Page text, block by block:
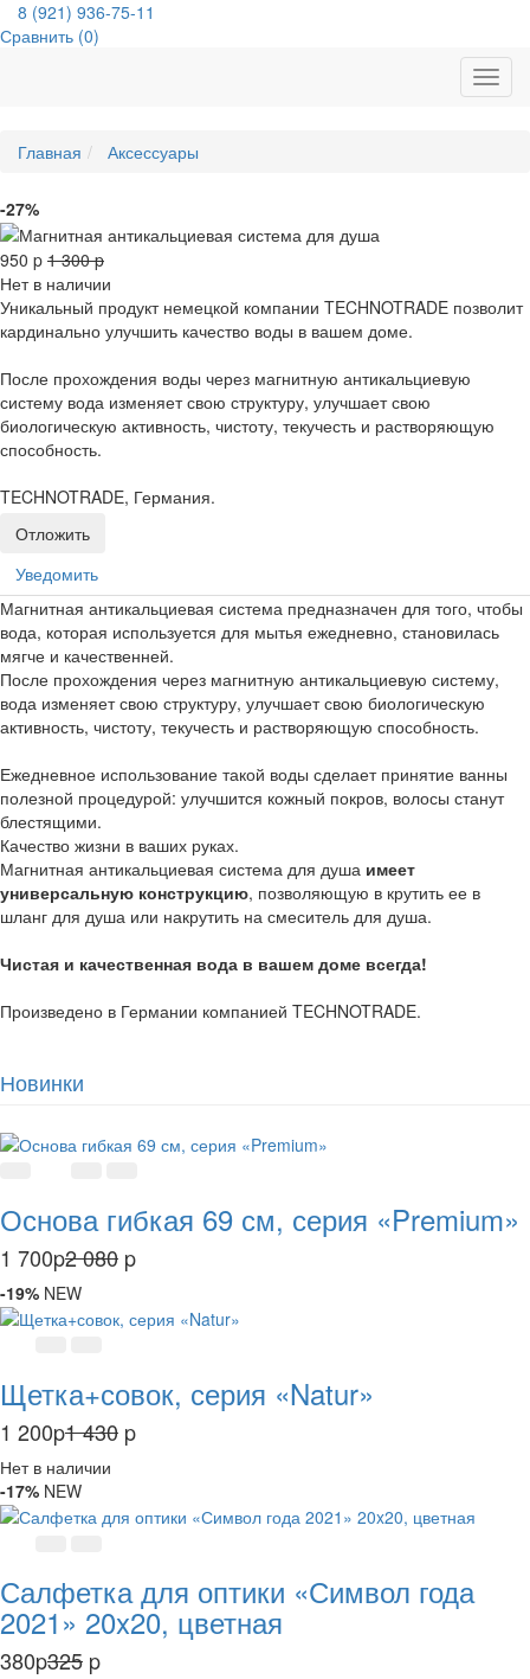
8 (921) 936-75-11
Сравнить (0)
Главная Аксессуары
-27%
950 p 1 300 p
Нет в наличии
Уникальный продукт немецкой компании TECHNOTRADE позволит
кардинально улучшить качество воды в вашем доме.
После прохождения воды через магнитную антикальциевую
систему вода изменяет свою структуру, улучшает свою
биологическую активность, чистоту, текучесть и растворяющую
способность.
TECHNOTRADE, Германия.
Отложить
Уведомить
Магнитная антикальциевая система предназначен для того, чтобы
вода, которая используется для мытья ежедневно, становилась
мягче и качественней.
После прохождения через магнитную антикальциевую систему,
вода изменяет свою структуру, улучшает свою биологическую
активность, чистоту, текучесть и растворяющую способность.
Ежедневное использование такой воды сделает принятие ванны
полезной процедурой: улучшится кожный покров, волосы станут
блестящими.
Качество жизни в ваших руках.
Магнитная антикальциевая система для душа имеет
универсальную конструкцию, позволяющую в крутить ее в
шланг для душа или накрутить на смеситель для душа.
Чистая и качественная вода в вашем доме всегда!
Произведено в Германии компанией TECHNOTRADE.
Новинки
Основа гибкая 69 см, серия «Premium»
1 700p2 080 p
-19% NEW
Щетка+совок, серия «Natur»
1 200p1 430 p
Нет в наличии
-17% NEW
Салфетка для оптики «Символ года
2021» 20x20, цветная
380p325 p